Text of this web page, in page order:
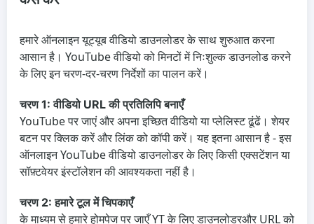
हमारे ऑनलाइन यूट्यूब वीडियो डाउनलोडर के साथ शुरुआत करना
आसान है। YouTube वीडियो को मिनटों में निःशुल्क डाउनलोड करने
के लिए इन चरण-दर-चरण निर्देशों का पालन करें।
चरण 1: वीडियो URL की प्रतिलिपि बनाएँ
YouTube पर जाएं और अपना इच्छित वीडियो या प्लेलिस्ट ढूंढें। शेयर
बटन पर क्लिक करें और लिंक को कॉपी करें। यह इतना आसान है - इस
ऑनलाइन YouTube वीडियो डाउनलोडर के लिए किसी एक्सटेंशन या
सॉफ़्टवेयर इंस्टॉलेशन की आवश्यकता नहीं है।
चरण 2: हमारे टूल में चिपकाएँ
के माध्यम से हमारे होमपेज पर जाएँYT के लिए डाउनलोडरऔर URL को